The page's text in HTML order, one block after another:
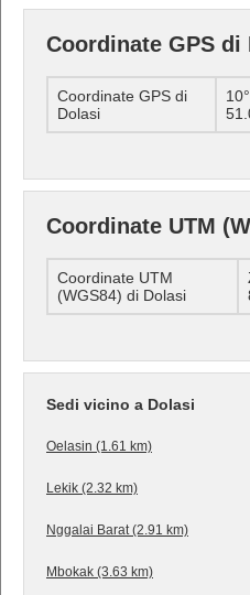
Coordinate GPS di
Coordinate GPS di
Dolasi
Coordinate UTM
Coordinate UTM
(WGS84) di Dolasi
Sedi vicino a Dolasi
Oelasin (1.61 km)
Lekik (2.32 km)
Nggalai Barat (2.91 km)
Mbokak (3.63 km)